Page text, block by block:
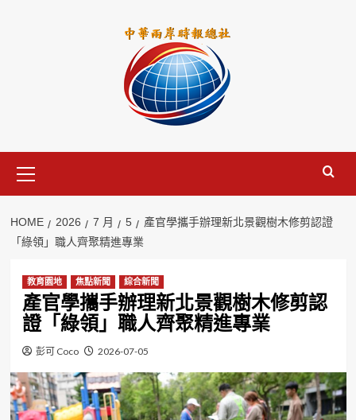
Menu
HOME 2026 7 月 5
產官學攜手辦理新北景觀樹木修剪認證
「綠領」職人齊聚精進專業
教育園地 焦點新聞 綜合新聞
產官學攜手辦理新北景觀樹木修剪認
證「綠領」職人齊聚精進專業
彭可 Coco 2026-07-05